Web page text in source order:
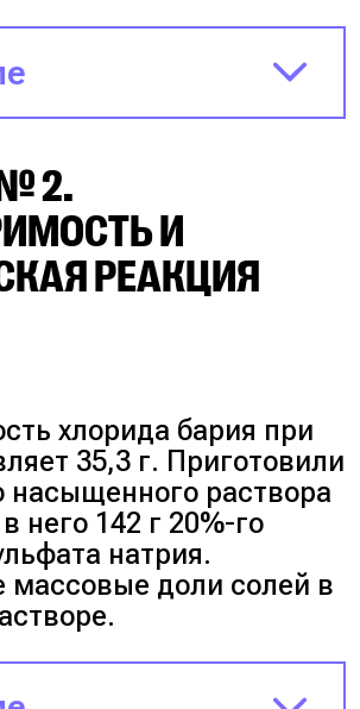
системы.
описанную
при 100 °C.
г (245 г соли + 100
$KNO_3$ в нашей
пропорцию: если в
245 г соли, то
$x$ г соли.
245 : 345 = 301$ г
2.
И
РЕАКЦИЯ
хлорида бария при
35,3 г. Приготовили
насыщенного раствора
него 142 г 20%-го
натрия.
массовые доли солей в